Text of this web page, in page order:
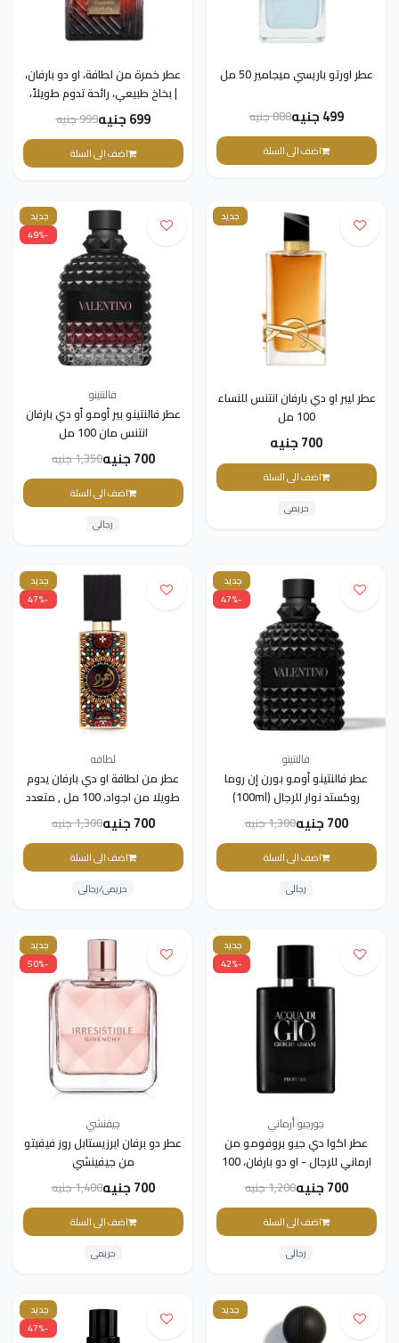
عطر اورتو باريسي ميجامير 50 ​​مل
499 جنيه 888 جنيه
اضف الى السلة
عطر خمرة من لطافة، او دو بارفان،
| بخاخ طبيعي، رائحة تدوم طويلاً،
للجنسين
699 جنيه 999 جنيه
اضف الى السلة
جديد
عطر ليبر او دي بارفان انتنس للنساء
100 مل
700 جنيه
اضف الى السلة
حريمى
جديد
-49%
فالنتينو
عطر فالنتينو بير أومو أو دي بارفان
انتنس مان 100 مل
700 جنيه 1,350 جنيه
اضف الى السلة
رجالى
جديد
-47%
فالنتينو
عطر فالنتينو أومو بورن إن روما
روكستد نوار للرجال (100ml)
700 جنيه 1,300 جنيه
اضف الى السلة
رجالى
جديد
-47%
لطافه
عطر من لطافة او دي بارفان يدوم
طويلا من اجواد، 100 مل , متعدد
الالوان، للجنسين700 جنيه 1,300 جنيه
اضف الى السلة
حريمى/رجالى
جديد
-42%
جورجيو أرماني
عطر اكوا دي جيو بروفومو من
ارماني للرجال - او دو بارفان، 100
مل
700 جنيه 1,200 جنيه
اضف الى السلة
رجالى
جديد
-50%
جيفنشي
عطر دو برفان ايرزيستابل روز فيفيتو
من جيفينشي
700 جنيه 1,400 جنيه
اضف الى السلة
حريمى
جديد
جديد
-47%